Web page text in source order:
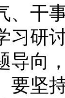
、干
习研
导向
要坚